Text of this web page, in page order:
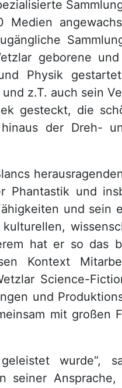
geborene
Physik
z.T. auch sein
gesteckt, die
der Dreh-
Phantastik und
und sein
hat er so das
Kontext
Science-
und
mit großen
wurde“,
seiner